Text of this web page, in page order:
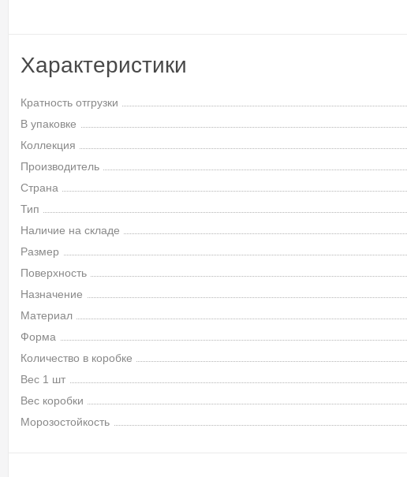
Характеристики
Кратность отгрузки
В упаковке
Коллекция
Производитель
Страна
Тип
Наличие на складе
Размер
Поверхность
Назначение
Материал
Форма
Количество в коробке
Вес 1 шт
Вес коробки
Морозостойкость